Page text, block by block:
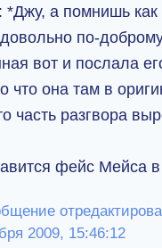
*Джу, а помнишь
по-
вот и послала
что она там в
часть разгвора
фейс Мейса
2009, 15:46:12